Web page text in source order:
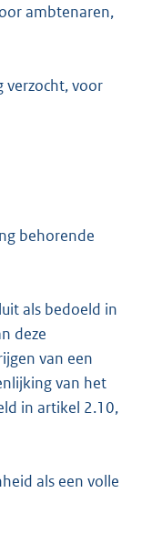
ambtenaren,
voor
behorende
als bedoeld in
deze
van een
van het
in artikel 2.10,
als een volle